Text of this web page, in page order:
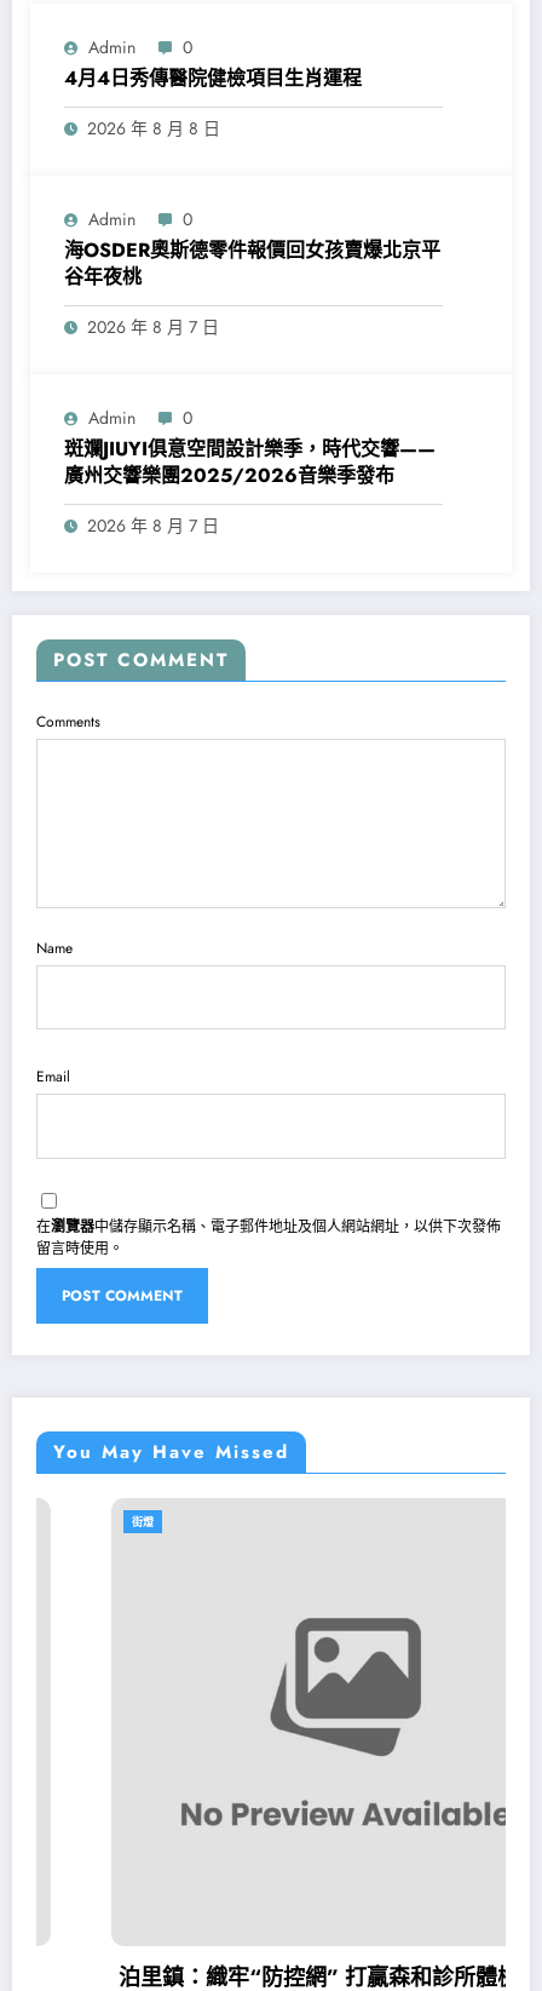
Admin 0
4月4日秀傳醫院健檢項目生肖運程
2026 年 8 月 8 日
Admin 0
海OSDER奧斯德零件報價回女孩賣爆北京平
谷年夜桃
2026 年 8 月 7 日
Admin 0
斑斕JIUYI俱意空間設計樂季，時代交響——
廣州交響樂團2025/2026音樂季發布
2026 年 8 月 7 日
POST COMMENT
Comments
Name
Email
在瀏覽器中儲存顯示名稱、電子郵件地址及個人網站網址，以供下次發佈
留言時使用。
You May Have Missed
泊里鎮：織牢“防控網” 打贏森和診所體檢“防